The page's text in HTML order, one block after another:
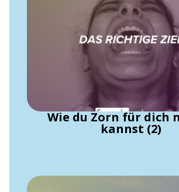
Wie du Zorn für dich
kannst (2)